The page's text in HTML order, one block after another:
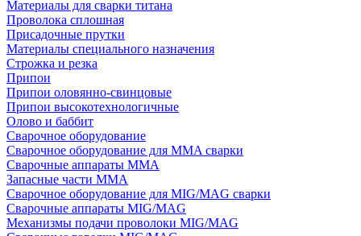
Материалы для сварки титана
Проволока сплошная
Присадочные прутки
Материалы специального назначения
Строжка и резка
Припои
Припои оловянно-свинцовые
Припои высокотехнологичные
Олово и баббит
Сварочное оборудование
Сварочное оборудование для MMA сварки
Сварочные аппараты MMA
Запасные части MMA
Сварочное оборудование для MIG/MAG сварки
Сварочные аппараты MIG/MAG
Механизмы подачи проволоки MIG/MAG